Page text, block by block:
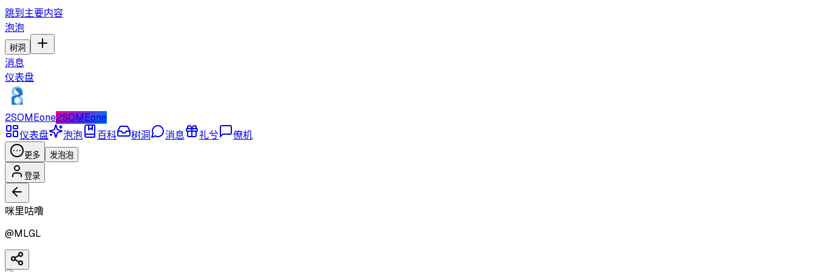
跳到主要内容
泡泡
树洞
消息
仪表盘
2SOMEone2SOMEone
仪表盘
泡泡 百科 树洞 消息 礼兮 僚机
更多 发泡泡
登录
咪里咕噜
@MLGL